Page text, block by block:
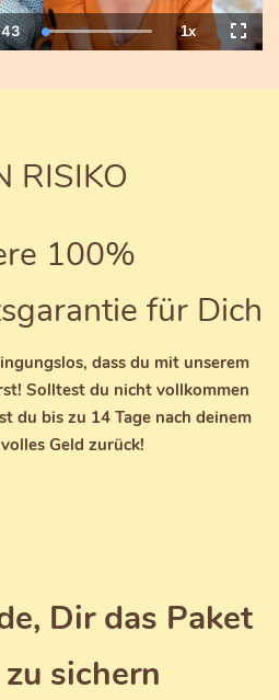
Duration Loaded:
100.00%
1xPlayback
Rate
RISIKO
100%
für Dich
dass du mit unserem
Solltest du nicht vollkommen
du bis zu 14 Tage nach deinem
Geld zurück!
Dir das Paket
zu sichern